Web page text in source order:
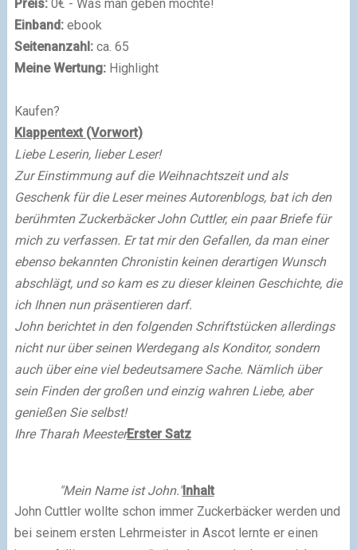
Preis:0€ - Was man geben möchte!
Einband:ebook
Seitenanzahl:ca. 65
Meine Wertung: Highlight
Kaufen?
Klappentext (Vorwort)
Liebe Leserin, lieber Leser!
Zur Einstimmung auf die Weihnachtszeit und als
Geschenk für die Leser meines Autorenblogs, bat ich den
berühmten Zuckerbäcker John Cuttler, ein paar Briefe für
mich zu verfassen. Er tat mir den Gefallen, da man einer
ebenso bekannten Chronistin keinen derartigen Wunsch
abschlägt, und so kam es zu dieser kleinen Geschichte, die
ich Ihnen nun präsentieren darf.
John berichtet in den folgenden Schriftstücken allerdings
nicht nur über seinen Werdegang als Konditor, sondern
auch über eine viel bedeutsamere Sache. Nämlich über
sein Finden der großen und einzig wahren Liebe, aber
genießen Sie selbst!
Ihre Tharah MeesterErster Satz
"Mein Name ist John."Inhalt
John Cuttler wollte schon immer Zuckerbäcker werden und
bei seinem ersten Lehrmeister in Ascot lernte er einen